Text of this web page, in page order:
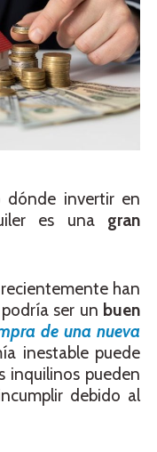
dónde invertir en
es una gran
han
ser un buen
de una nueva
inestable puede
inquilinos pueden
debido al